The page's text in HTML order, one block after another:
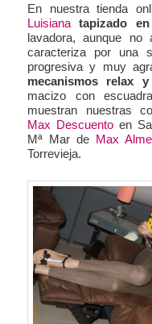
En nuestra tienda
Luisiana
tapizado
lavadora, aunque no
caracteriza por una
progresiva y muy
mecanismos relax
macizo con
muestran nuestras
Max Descuento en
Mª Mar de Max
Torrevieja.